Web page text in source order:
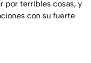
por terribles cosas, y
con su fuerte